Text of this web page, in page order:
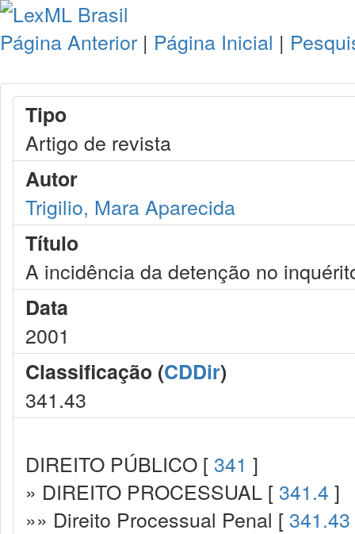
Página Anterior | Página Inicial |
Tipo
Artigo de revista
Autor
Trigilio, Mara Aparecida
Título
A incidência da detenção no
Data
2001
Classificação (CDDir)
341.43
DIREITO PÚBLICO [ 341 ]
» DIREITO PROCESSUAL [ 341.4 ]
»» Direito Processual Penal [ 341.43